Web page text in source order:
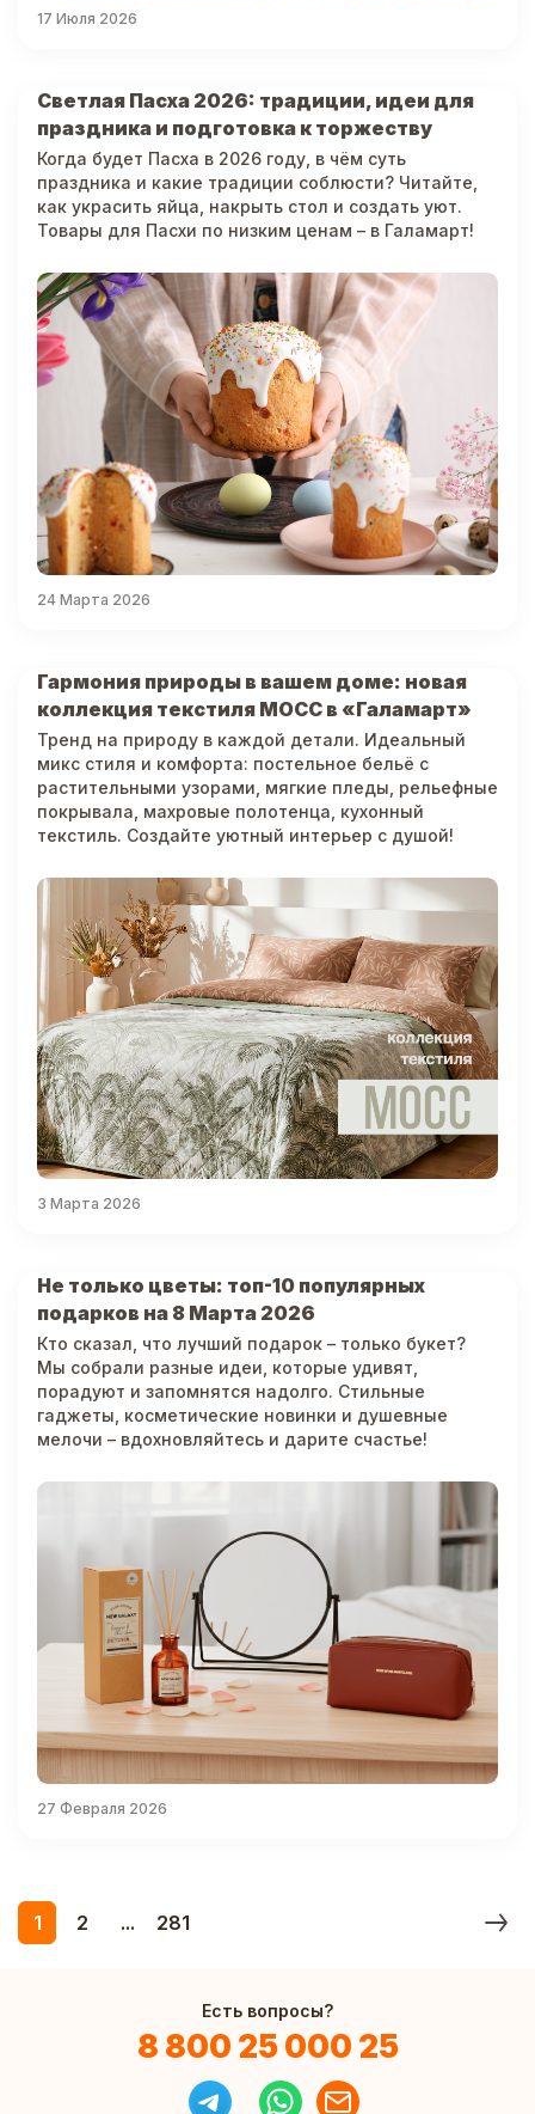
17 Июля 2026
24 Марта 2026
Светлая Пасха 2026: традиции, идеи для
праздника и подготовка к торжеству
Когда будет Пасха в 2026 году, в чём суть
праздника и какие традиции соблюсти? Читайте,
как украсить яйца, накрыть стол и создать уют.
Товары для Пасхи по низким ценам – в Галамарт!
3 Марта 2026
Гармония природы в вашем доме: новая
коллекция текстиля МОСС в «Галамарт»
Тренд на природу в каждой детали. Идеальный
микс стиля и комфорта: постельное бельё с
растительными узорами, мягкие пледы, рельефные
покрывала, махровые полотенца, кухонный
текстиль. Создайте уютный интерьер с душой!
27 Февраля 2026
Не только цветы: топ-10 популярных
подарков на 8 Марта 2026
Кто сказал, что лучший подарок – только букет?
Мы собрали разные идеи, которые удивят,
порадуют и запомнятся надолго. Стильные
гаджеты, косметические новинки и душевные
мелочи – вдохновляйтесь и дарите счастье!
1 2 ... 281
Есть вопросы?
8 800 25 000 25